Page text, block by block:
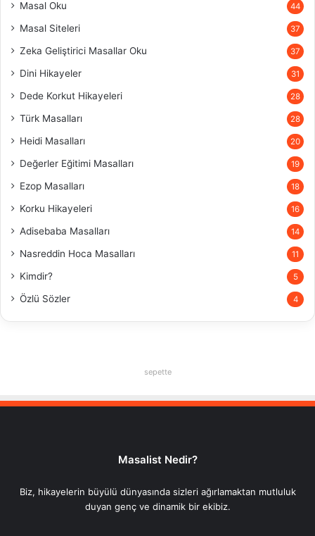
Masal Oku 44
Masal Siteleri 37
Zeka Geliştirici Masallar Oku 37
Dini Hikayeler 31
Dede Korkut Hikayeleri 28
Türk Masalları 28
Heidi Masalları 20
Değerler Eğitimi Masalları 19
Ezop Masalları 18
Korku Hikayeleri 16
Adisebaba Masalları 14
Nasreddin Hoca Masalları 11
Kimdir? 5
Özlü Sözler 4
sepette
Masalist Nedir?
Biz, hikayelerin büyülü dünyasında sizleri ağırlamaktan mutluluk
duyan genç ve dinamik bir ekibiz.